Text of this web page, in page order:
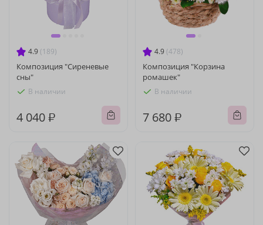
4.9 (189)
Композиция "Сиреневые
сны"
В наличии
4 040 ₽
4.9 (478)
Композиция "Корзина
ромашек"
В наличии
7 680 ₽